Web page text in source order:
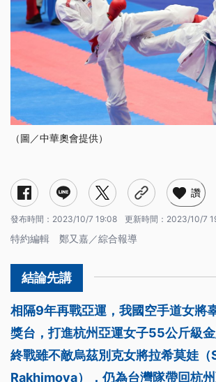
（圖／中華奧會提供）
讚
發布時間： 2023/10/7 19:08 更新時間： 2023/10/7
特約編輯 鄭又嘉／綜合報導
相隔9年再戰亞運，我國空手道女將
獎台，打進杭州亞運女子55公斤級
終戰雖不敵烏茲別克女將拉希莫娃
Rakhimova），仍為台灣隊帶回杭